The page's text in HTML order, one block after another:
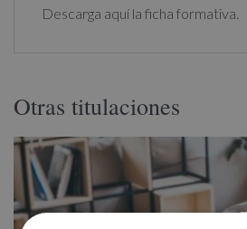
Descarga aquí la ficha formativa.
Otras titulaciones